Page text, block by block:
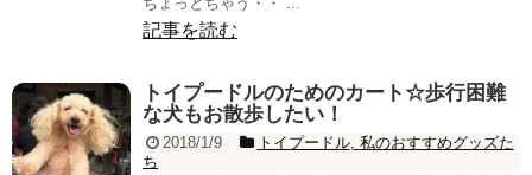
記事を読む
トイプードルのためのカート☆歩行困難
な犬もお散歩したい！
2018/1/9 トイプードル, 私のおすすめグッズた
ち